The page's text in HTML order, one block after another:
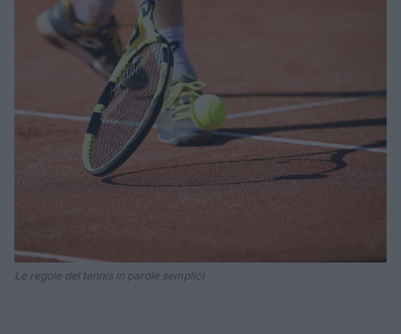
Le regole del tennis in parole semplici